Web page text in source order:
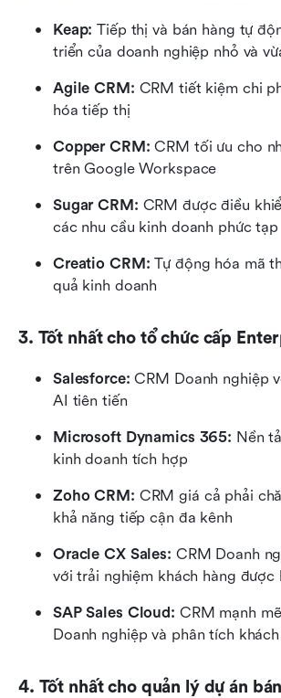
Keap: Tiếp thị và bán hàng tự
triển của doanh nghiệp nhỏ và
Agile CRM: CRM tiết kiệm chi
hóa tiếp thị
Copper CRM: CRM tối ưu cho
trên Google Workspace
Sugar CRM: CRM được điều
các nhu cầu kinh doanh phức tạp
Creatio CRM: Tự động hóa mã
quả kinh doanh
3. Tốt nhất cho tổ chức cấp
Salesforce: CRM Doanh nghiệp
AI tiên tiến
Microsoft Dynamics 365: Nền
kinh doanh tích hợp
Zoho CRM: CRM giá cả phải
khả năng tiếp cận đa kênh
Oracle CX Sales: CRM Doanh
với trải nghiệm khách hàng được
SAP Sales Cloud: CRM mạnh
Doanh nghiệp và phân tích
4. Tốt nhất cho quản lý dự án